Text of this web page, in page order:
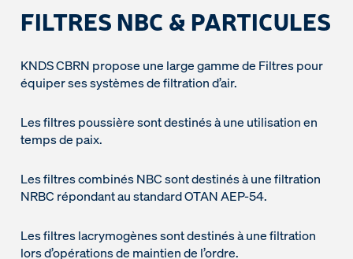
FILTRES NBC & PARTICULES
KNDS CBRN propose une large gamme de Filtres pour
équiper ses systèmes de filtration d’air.
Les filtres poussière sont destinés à une utilisation en
temps de paix.
Les filtres combinés NBC sont destinés à une filtration
NRBC répondant au standard OTAN AEP-54.
Les filtres lacrymogènes sont destinés à une filtration
lors d’opérations de maintien de l’ordre.